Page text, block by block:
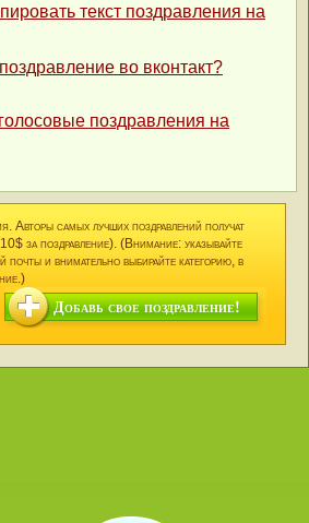
текст поздравления на
во вконтакт?
поздравления на
Авторы самых лучших поздравлений получат
за поздравление). (Внимание: указывайте
почты и внимательно выбирайте категорию, в
Добавь свое поздравление!